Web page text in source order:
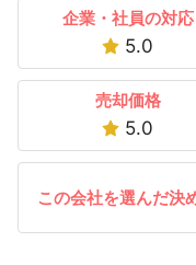
企業・社員の対応
5.0
売却価格
5.0
この会社を選んだ決